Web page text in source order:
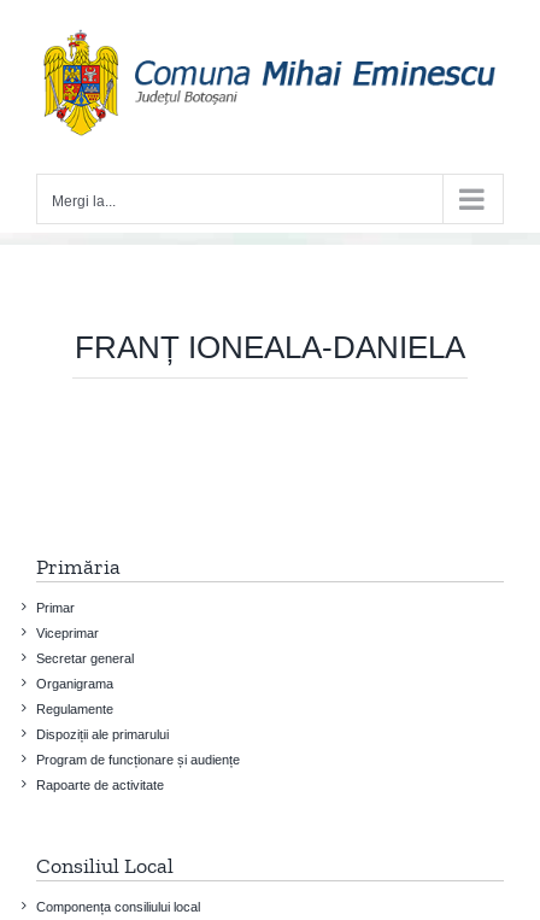
content
Mergi la...
FRANȚ IONEALA-DANIELA
Primăria
Primar
Viceprimar
Secretar general
Organigrama
Regulamente
Dispoziții ale primarului
Program de funcționare și audiențe
Rapoarte de activitate
Consiliul Local
Componența consiliului local